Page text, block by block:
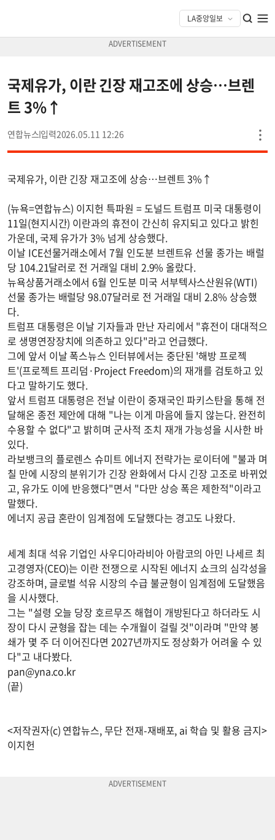
국제유가, 이란 긴장 재고조에 상승…브렌
트 3%↑
연합뉴스 2026.05.11 12:26
국제유가, 이란 긴장 재고조에 상승…브렌트 3%↑
(뉴욕=연합뉴스) 이지헌 특파원 = 도널드 트럼프 미국 대통령이
11일(현지시간) 이란과의 휴전이 간신히 유지되고 있다고 밝힌
가운데, 국제 유가가 3% 넘게 상승했다.
이날 ICE선물거래소에서 7월 인도분 브렌트유 선물 종가는 배럴
당 104.21달러로 전 거래일 대비 2.9% 올랐다.
뉴욕상품거래소에서 6월 인도분 미국 서부텍사스산원유(WTI)
선물 종가는 배럴당 98.07달러로 전 거래일 대비 2.8% 상승했
다.
트럼프 대통령은 이날 기자들과 만난 자리에서 "휴전이 대대적으
로 생명연장장치에 의존하고 있다"라고 언급했다.
그에 앞서 이날 폭스뉴스 인터뷰에서는 중단된 '해방 프로젝
트'(프로젝트 프리덤·Project Freedom)의 재개를 검토하고 있
다고 말하기도 했다.
앞서 트럼프 대통령은 전날 이란이 중재국인 파키스탄을 통해 전
달해온 종전 제안에 대해 "나는 이게 마음에 들지 않는다. 완전히
수용할 수 없다"고 밝히며 군사적 조치 재개 가능성을 시사한 바
있다.
라보뱅크의 플로렌스 슈미트 에너지 전략가는 로이터에 "불과 며
칠 만에 시장의 분위기가 긴장 완화에서 다시 긴장 고조로 바뀌었
고, 유가도 이에 반응했다"면서 "다만 상승 폭은 제한적"이라고
말했다.
에너지 공급 혼란이 임계점에 도달했다는 경고도 나왔다.
세계 최대 석유 기업인 사우디아라비아 아람코의 아민 나세르 최
고경영자(CEO)는 이란 전쟁으로 시작된 에너지 쇼크의 심각성을
강조하며, 글로벌 석유 시장의 수급 불균형이 임계점에 도달했음
을 시사했다.
그는 "설령 오늘 당장 호르무즈 해협이 개방된다고 하더라도 시
장이 다시 균형을 잡는 데는 수개월이 걸릴 것"이라며 "만약 봉
쇄가 몇 주 더 이어진다면 2027년까지도 정상화가 어려울 수 있
다"고 내다봤다.
pan@yna.co.kr
(끝)
<저작권자(c) 연합뉴스, 무단 전재-재배포, ai 학습 및 활용 금지>
이지헌